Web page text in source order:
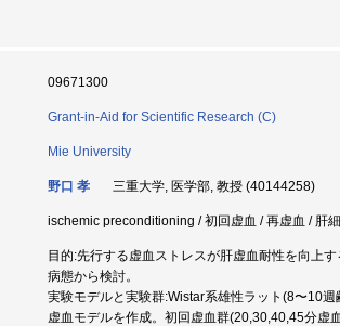
09671300
Grant-in-Aid for Scientific Research (C)
Mie University
野口 孝 三重大学, 医学部, 教授 (40144258)
ischemic preconditioning / 初回虚血 / 再虚血 / 肝
目的:先行する虚血ストレスが肝虚血耐性を向上
病態から検討。
実験モデルと実験群:Wistar系雄性ラット(8〜10
虚血モデルを作成。初回虚血群(20,30,40,45分虚